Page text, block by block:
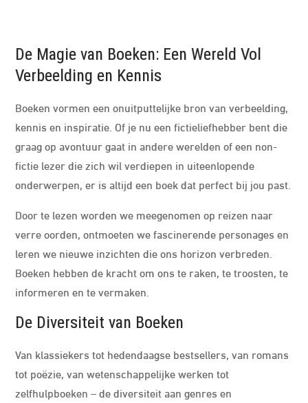
De Magie van Boeken: Een Wereld Vol
Verbeelding en Kennis
Boeken vormen een onuitputtelijke bron van verbeelding,
kennis en inspiratie. Of je nu een fictieliefhebber bent die
graag op avontuur gaat in andere werelden of een non-
fictie lezer die zich wil verdiepen in uiteenlopende
onderwerpen, er is altijd een boek dat perfect bij jou past.
Door te lezen worden we meegenomen op reizen naar
verre oorden, ontmoeten we fascinerende personages en
leren we nieuwe inzichten die ons horizon verbreden.
Boeken hebben de kracht om ons te raken, te troosten, te
informeren en te vermaken.
De Diversiteit van Boeken
Van klassiekers tot hedendaagse bestsellers, van romans
tot poëzie, van wetenschappelijke werken tot
zelfhulpboeken – de diversiteit aan genres en